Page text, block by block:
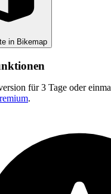
in Bikemap
für 3 Tage oder
.